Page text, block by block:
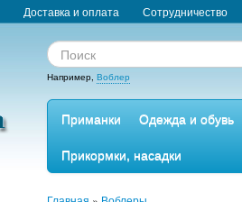
Доставка и оплата Сотрудничество
Например, Воблер
Приманки
Одежда и обувь
Прикормки, насадки